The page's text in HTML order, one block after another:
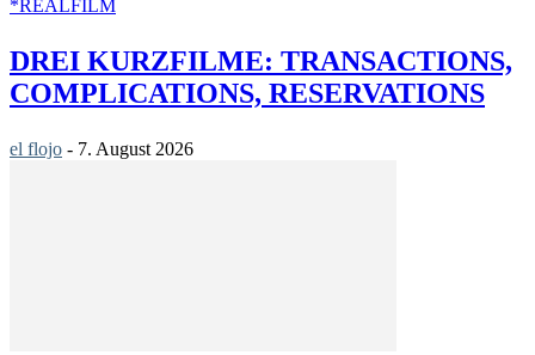
*REALFILM
DREI KURZFILME: TRANSACTIONS,
COMPLICATIONS, RESERVATIONS
el flojo - 7. August 2026